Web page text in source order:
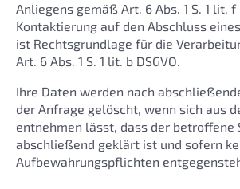
Anliegens gemäß Art. 6 Abs. 1 S. 1 lit. f
Kontaktierung auf den Abschluss
ist Rechtsgrundlage für die
Art. 6 Abs. 1 S. 1 lit. b DSGVO.
Ihre Daten werden nach
der Anfrage gelöscht, wenn sich aus
entnehmen lässt, dass der betroffene
abschließend geklärt ist und sofern
Aufbewahrungspflichten